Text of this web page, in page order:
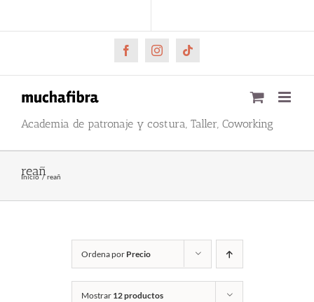
al
FacebookInstagramTiktok
Academia de patronaje y costura, Taller, Coworking
reañ
Inicio reañ
Ordena por Precio
Mostrar 12 productos